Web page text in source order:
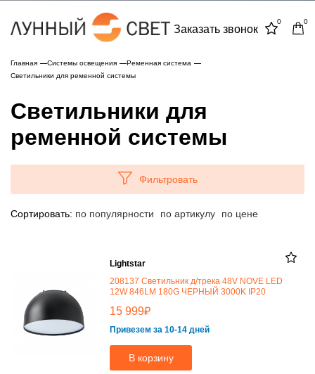
Заказать звонок
0 0
Главная Системы освещения
Ременная система
Светильники для ременной системы
Светильники для
ременной системы
Фильтровать
Сортировать: по популярности по артикулу по цене
Lightstar
208137 Светильник д/трека 48V NOVE LED
12W 846LM 180G ЧЕРНЫЙ 3000K IP20
15 999₽
Привезем за 10-14 дней
В корзину